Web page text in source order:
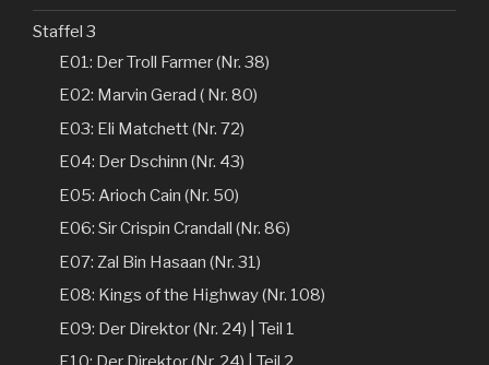
Staffel 3
E01: Der Troll Farmer (Nr. 38)
E02: Marvin Gerad ( Nr. 80)
E03: Eli Matchett (Nr. 72)
E04: Der Dschinn (Nr. 43)
E05: Arioch Cain (Nr. 50)
E06: Sir Crispin Crandall (Nr. 86)
E07: Zal Bin Hasaan (Nr. 31)
E08: Kings of the Highway (Nr. 108)
E09: Der Direktor (Nr. 24) | Teil 1